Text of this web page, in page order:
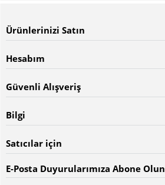
Ürünlerinizi Satın
Hesabım
Güvenli Alışveriş
Bilgi
Satıcılar için
E-Posta Duyurularımıza Abone Olun